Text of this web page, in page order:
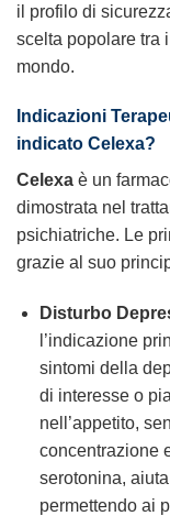
il profilo di
scelta popolare tra
mondo.
Indicazioni
indicato Celexa?
Celexa è un
dimostrata nel
psichiatriche. Le
grazie al suo
Disturbo
l’indicazione
sintomi della
di interesse o
nell’appetito,
concentrazione
serotonina,
permettendo ai